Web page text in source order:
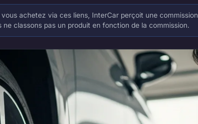
achetez via ces liens, InterCar perçoit une commission
classons pas un produit en fonction de la commission.